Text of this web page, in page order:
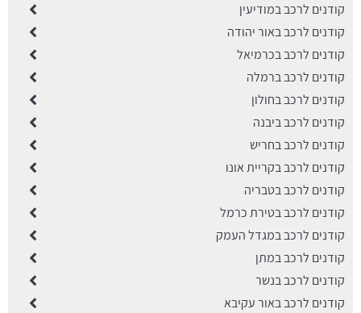
קודנים לרכב במודיעין
קודנים לרכב באור יהודה
קודנים לרכב בכרמיאל
קודנים לרכב ברמלה
קודנים לרכב בחולון
קודנים לרכב ביבנה
קודנים לרכב בחריש
קודנים לרכב בקריית אונו
קודנים לרכב בטבריה
קודנים לרכב בטירת כרמל
קודנים לרכב במגדל העמק
קודנים לרכב במתן
קודנים לרכב בנשר
קודנים לרכב באור עקיבא